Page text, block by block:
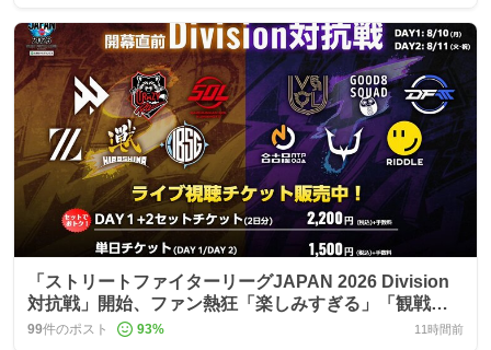
「ストリートファイターリーグJAPAN 2026 Division
対抗戦」開始、ファン熱狂「楽しみすぎる」「観戦し
たい」
99件のポスト 93% 11時間前